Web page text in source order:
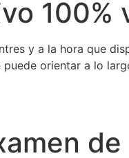
100%
y a la hora que
orientar a lo